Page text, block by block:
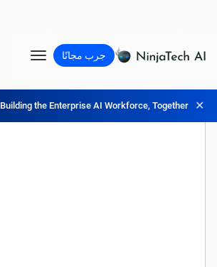
Building the Enterprise AI Workforce, Together. ✕
جرب مجانًا